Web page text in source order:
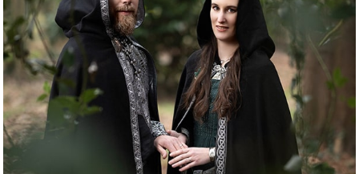
photographe